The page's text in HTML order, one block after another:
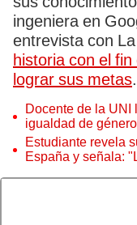
ingeniera en
entrevista con
historia con el
lograr sus metas.
Docente de la UNI
igualdad de
éramos 2 mujeres”
Estudiante revela
España y señala: